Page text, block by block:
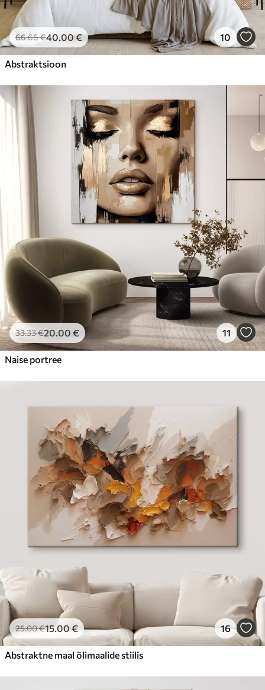
66.66€40.00€ 10
Abstraktsioon
33.33€20.00 € 11
Naise portree
25.00€15.00€ 16
Abstraktne maal õlimaalide stiilis